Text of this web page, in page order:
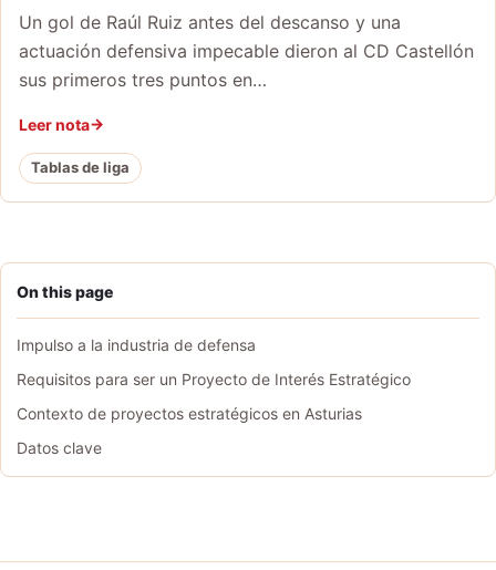
On this page
Impulso a la industria de defensa
Requisitos para ser un Proyecto de Interés Estratégico
Contexto de proyectos estratégicos en Asturias
Datos clave
Un gol de Raúl Ruiz antes del descanso y una
actuación defensiva impecable dieron al CD Castellón
sus primeros tres puntos en…
Leer nota
Tablas de liga